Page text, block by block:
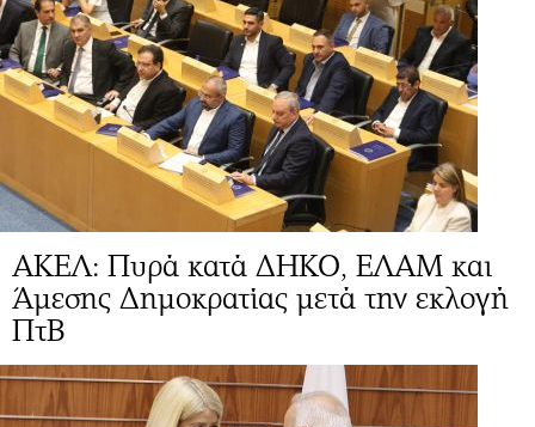
ΑΚΕΛ: Πυρά κατά ΔΗΚΟ, ΕΛΑΜ και
Άμεσης Δημοκρατίας μετά την εκλογή
ΠτΒ